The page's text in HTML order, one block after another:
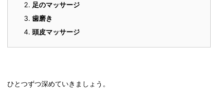
足のマッサージ
歯磨き
頭皮マッサージ
ひとつずつ深めていきましょう。